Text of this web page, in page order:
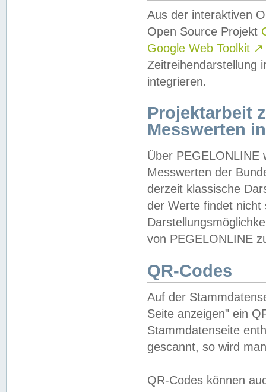
Aus der interaktiven
Open Source Projekt
Google Web Toolkit ↗
Zeitreihendarstellung
integrieren.
Projektarbeit
Messwerten
Über PEGELONLINE
Messwerten der
derzeit klassische
der Werte findet
von PEGELONLINE
QR-Codes
Auf der
Seite anzeigen" ein
Stammdatenseite
gescannt, so wird
QR-Codes können